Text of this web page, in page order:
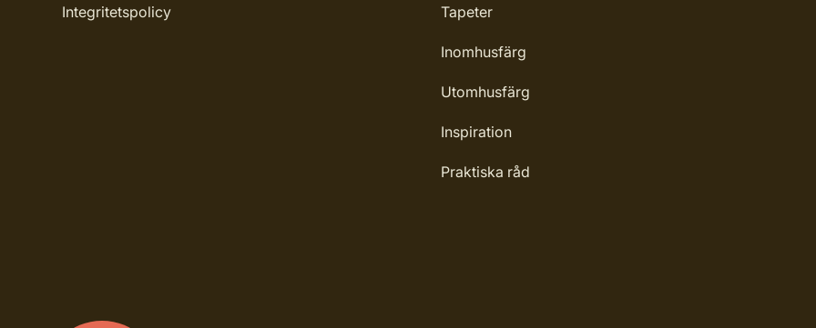
Rekommenderat lim: Hernia non woven
Integritetspolicy Tapeter
Inomhusfärg
Utomhusfärg
Inspiration
Praktiska råd